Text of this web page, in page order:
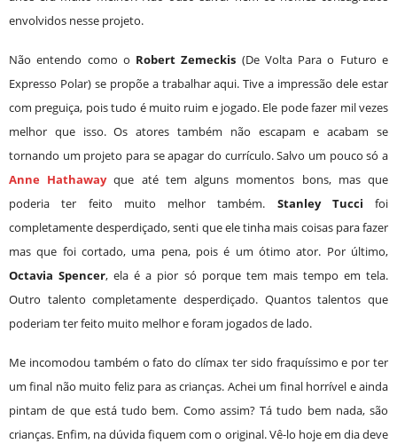
envolvidos nesse projeto.
Não entendo como o Robert Zemeckis (De Volta Para o Futuro e
Expresso Polar) se propõe a trabalhar aqui. Tive a impressão dele estar
com preguiça, pois tudo é muito ruim e jogado. Ele pode fazer mil vezes
melhor que isso. Os atores também não escapam e acabam se
tornando um projeto para se apagar do currículo. Salvo um pouco só a
Anne Hathawayque até tem alguns momentos bons, mas que
poderia ter feito muito melhor também. Stanley Tucci foi
completamente desperdiçado, senti que ele tinha mais coisas para fazer
mas que foi cortado, uma pena, pois é um ótimo ator. Por último,
Octavia Spencer, ela é a pior só porque tem mais tempo em tela.
Outro talento completamente desperdiçado. Quantos talentos que
poderiam ter feito muito melhor e foram jogados de lado.
Me incomodou também o fato do clímax ter sido fraquíssimo e por ter
um final não muito feliz para as crianças. Achei um final horrível e ainda
pintam de que está tudo bem. Como assim? Tá tudo bem nada, são
crianças. Enfim, na dúvida fiquem com o original. Vê-lo hoje em dia deve